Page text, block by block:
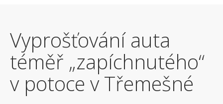
Vyprošťování auta
téměř „zapíchnutého“
v potoce v Třemešné